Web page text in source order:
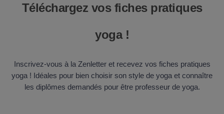
Téléchargez vos fiches pratiques
yoga !
Inscrivez-vous à la Zenletter et recevez vos fiches pratiques
yoga ! Idéales pour bien choisir son style de yoga et connaître
les diplômes demandés pour être professeur de yoga.